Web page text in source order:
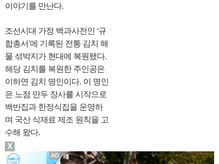
이야기를 만난다.
조선시대 가정 백과사전인 ‘규
합총서’에 기록된 전통 김치 해
물 섞박지가 현대에 복원됐다.
해당 김치를 복원한 주인공은
이하연 김치 명인이다. 이 명인
은 노점 만두 장사를 시작으로
백반집과 한정식집을 운영하
며 국산 식재료 제조 원칙을 고
수해 왔다.
X